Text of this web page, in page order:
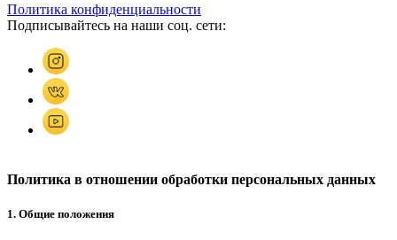
Политика конфиденциальности
Подписывайтесь на наши соц. сети:
Политика в отношении обработки персональных данных
1. Общие положения